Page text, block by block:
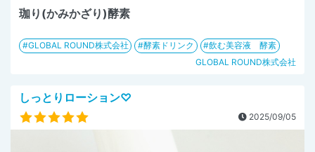
珈り(かみかざり)酵素
GLOBAL ROUND株式会社 酵素ドリンク
飲む美容液 酵素
GLOBAL ROUND株式会社
しっとりローション♡
2025/09/05